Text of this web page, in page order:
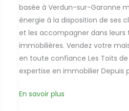
basée à Verdun-sur-Garonne
énergie à la disposition de ses
et les accompagner dans leurs
immobilières. Vendez votre
en toute confiance Les Toits de
expertise en immobilier Depuis
La
En savoir plus